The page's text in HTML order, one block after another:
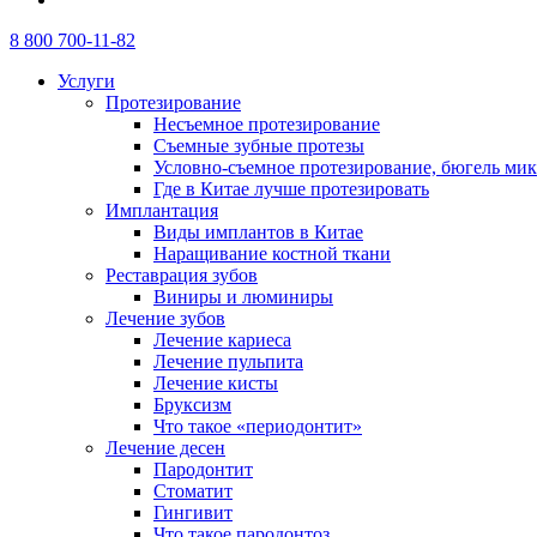
8 800 700-11-82
Услуги
Протезирование
Несъемное протезирование
Съемные зубные протезы
Условно-съемное протезирование, бюгель
Где в Китае лучше протезировать
Имплантация
Виды имплантов в Китае
Наращивание костной ткани
Реставрация зубов
Виниры и люминиры
Лечение зубов
Лечение кариеса
Лечение пульпита
Лечение кисты
Бруксизм
Что такое «периодонтит»
Лечение десен
Пародонтит
Стоматит
Гингивит